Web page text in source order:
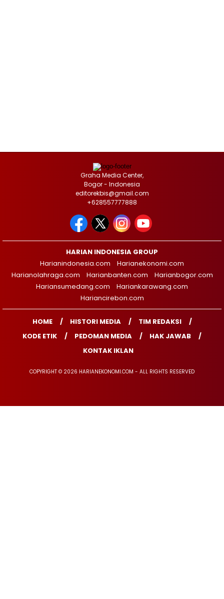
Graha Media Center,
Bogor - Indonesia
editorekbis@gmail.com
+628557777888
HARIAN INDONESIA GROUP
Harianindonesia.com
Harianekonomi.com
Harianolahraga.com
Harianbanten.com
Harianbogor.com
Hariansumedang.com
Hariankarawang.com
Hariancirebon.com
HOME HISTORI MEDIA
TIM REDAKSI
KODE ETIK
PEDOMAN MEDIA
HAK JAWAB
KONTAK IKLAN
COPYRIGHT © 2026 HARIANEKONOMI.COM - ALL RIGHTS RESERVED